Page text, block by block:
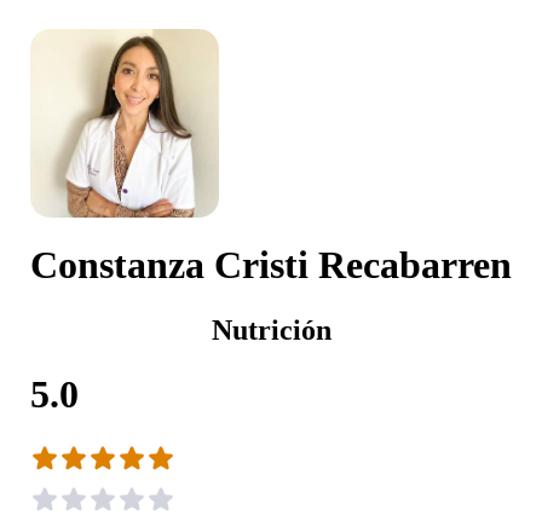
Constanza Cristi Recabarren
Nutrición
5.0